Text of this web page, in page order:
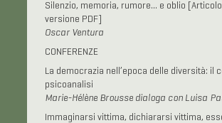
Silenzio, memoria, rumore… e oblio
versione PDF]
Oscar Ventura
CONFERENZE
La democrazia nell’epoca delle diversità: il
psicoanalisi
Marie-Hélène Brousse dialoga con Luisa
Immaginarsi vittima, dichiararsi vittima,